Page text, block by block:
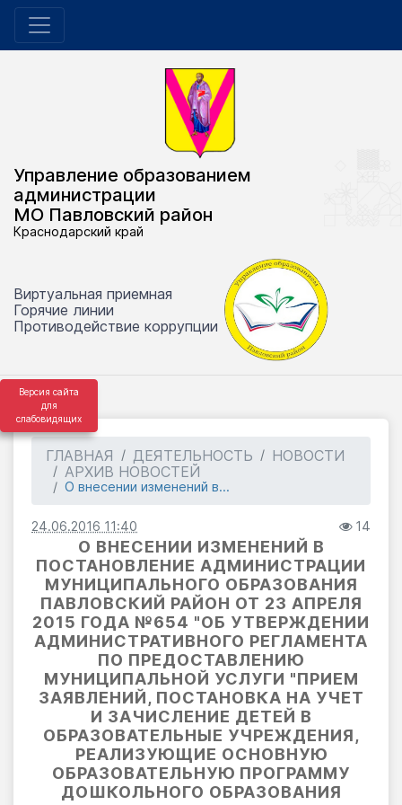
Версия сайта
для
слабовидящих
Управление образованием
администрации
МО Павловский район
Краснодарский край
Виртуальная приемная
Горячие линии
Противодействие коррупции
ГЛАВНАЯ ДЕЯТЕЛЬНОСТЬ
НОВОСТИ
АРХИВ НОВОСТЕЙ
О внесении изменений в...
24.06.2016 11:40 14
О ВНЕСЕНИИ ИЗМЕНЕНИЙ В
ПОСТАНОВЛЕНИЕ АДМИНИСТРАЦИИ
МУНИЦИПАЛЬНОГО ОБРАЗОВАНИЯ
ПАВЛОВСКИЙ РАЙОН ОТ 23 АПРЕЛЯ
2015 ГОДА №654 "ОБ УТВЕРЖДЕНИИ
АДМИНИСТРАТИВНОГО РЕГЛАМЕНТА
ПО ПРЕДОСТАВЛЕНИЮ
МУНИЦИПАЛЬНОЙ УСЛУГИ "ПРИЕМ
ЗАЯВЛЕНИЙ, ПОСТАНОВКА НА УЧЕТ
И ЗАЧИСЛЕНИЕ ДЕТЕЙ В
ОБРАЗОВАТЕЛЬНЫЕ УЧРЕЖДЕНИЯ,
РЕАЛИЗУЮЩИЕ ОСНОВНУЮ
ОБРАЗОВАТЕЛЬНУЮ ПРОГРАММУ
ДОШКОЛЬНОГО ОБРАЗОВАНИЯ